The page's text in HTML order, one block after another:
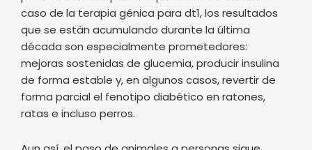
forma parcial el fenotipo diabético en ratones,
ratas e incluso perros.
Aun así, el paso de animales a personas sigue
siendo uno de los mayores desafíos de la
investigación biomédica. Antes de iniciar ensayos
clínicos es imprescindible demostrar eficacia,